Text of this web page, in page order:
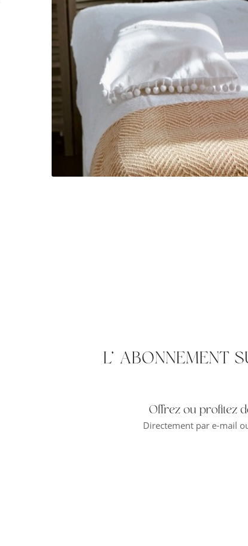
L’ ABONNEMENT
Offrez ou profitez
Directement par e-mail